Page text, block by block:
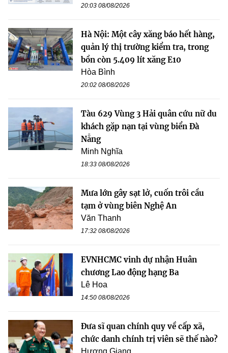
20:03 08/08/2026
Hà Nội: Một cây xăng báo hết hàng,
quản lý thị trường kiểm tra, trong
bồn còn 5.409 lít xăng E10
Hòa Bình
20:02 08/08/2026
Tàu 629 Vùng 3 Hải quân cứu nữ du
khách gặp nạn tại vùng biển Đà
Nẵng
Minh Nghĩa
18:33 08/08/2026
Mưa lớn gây sạt lở, cuốn trôi cầu
tạm ở vùng biên Nghệ An
Văn Thanh
17:32 08/08/2026
EVNHCMC vinh dự nhận Huân
chương Lao động hạng Ba
Lê Hoa
14:50 08/08/2026
Đưa sĩ quan chính quy về cấp xã,
chức danh chính trị viên sẽ thế nào?
Hương Giang